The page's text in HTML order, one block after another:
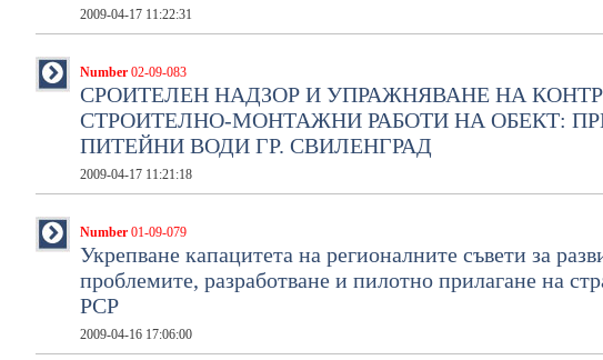
2009-04-17 11:22:31
Number 02-09-083
СРОИТЕЛЕН НАДЗОР И УПРАЖНЯВАНЕ НА
СТРОИТЕЛНО-МОНТАЖНИ РАБОТИ НА ОБЕКТ:
ПИТЕЙНИ ВОДИ ГР. СВИЛЕНГРАД
2009-04-17 11:21:18
Number 01-09-079
Укрепване капацитета на регионалните съвети за
проблемите, разработване и пилотно прилагане на
РСР
2009-04-16 17:06:00